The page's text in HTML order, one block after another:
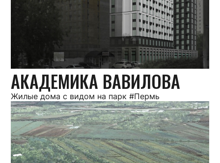
АКАДЕМИКА ВАВИЛОВА
Жилые дома с видом на парк #Пермь